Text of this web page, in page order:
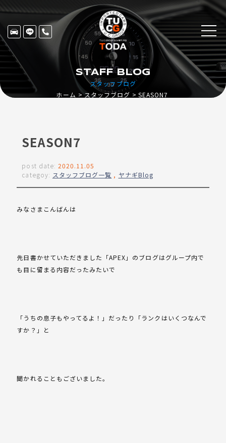
スタッフブログ
STAFF BLOG
ホーム スタッフブログ SEASON7
SEASON7
post date: 2020.11.05
categoy: スタッフブログ一覧 , ヤナギBlog
みなさまこんばんは
先日書かせていただきました「APEX」のブログはグループ内で
も目に留まる内容だったみたいで
「うちの息子もやってるよ！」だったり「ランクはいくつなんで
すか？」と
聞かれることもございました。